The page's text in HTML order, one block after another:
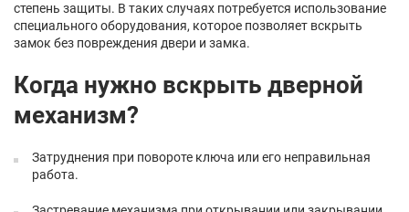
степень защиты. В таких случаях потребуется использование
специального оборудования, которое позволяет вскрыть
замок без повреждения двери и замка.
Когда нужно вскрыть дверной
механизм?
Затруднения при повороте ключа или его неправильная
работа.